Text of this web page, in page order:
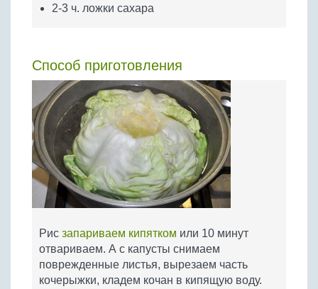
2-3 ч. ложки сахара
Способ приготовления
Рис запариваем кипятком или 10 минут
отвариваем. А с капусты снимаем
поврежденные листья, вырезаем часть
кочерыжки, кладем кочан в кипящую воду.